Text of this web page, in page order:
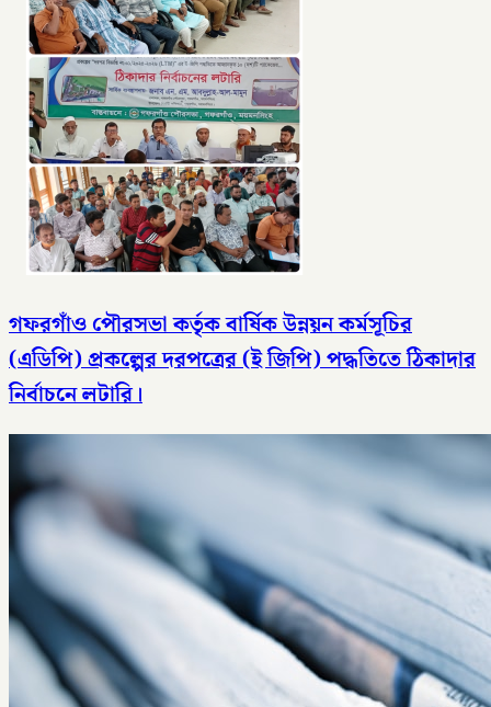
গফরগাঁও পৌরসভা কর্তৃক বার্ষিক উন্নয়ন কর্মসূচির
(এডিপি) প্রকল্পের দরপত্রের (ই জিপি) পদ্ধতিতে ঠিকাদার
নির্বাচনে লটারি।